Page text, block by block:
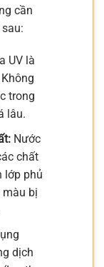
cần
UV là
trong
lâu.
Nước
chất
lớp phủ
màu bị
dịch